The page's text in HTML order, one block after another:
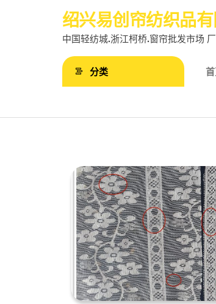
绍兴易创帘纺织品
中国轻纺城.浙江柯桥.窗帘批发市场
分类